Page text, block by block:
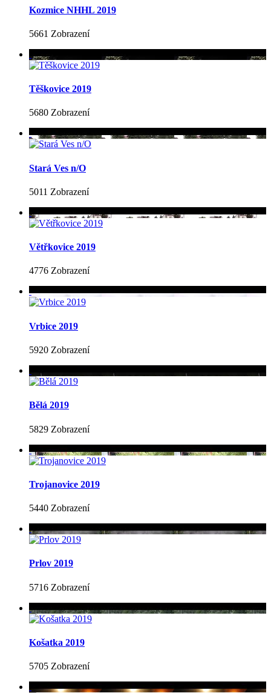
Kozmice NHHL 2019
5661 Zobrazení
Těškovice 2019
5680 Zobrazení
Stará Ves n/O
5011 Zobrazení
Větřkovice 2019
4776 Zobrazení
Vrbice 2019
5920 Zobrazení
Bělá 2019
5829 Zobrazení
Trojanovice 2019
5440 Zobrazení
Prlov 2019
5716 Zobrazení
Košatka 2019
5705 Zobrazení